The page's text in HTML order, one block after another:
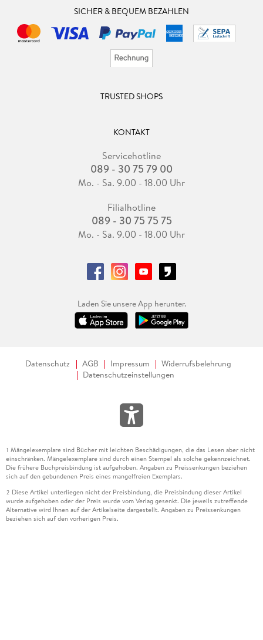
SICHER & BEQUEM BEZAHLEN
TRUSTED SHOPS
KONTAKT
Servicehotline
089 - 30 75 79 00
Mo. - Sa. 9.00 - 18.00 Uhr
Filialhotline
089 - 30 75 75 75
Mo. - Sa. 9.00 - 18.00 Uhr
Laden Sie unsere App herunter.
Datenschutz AGB Impressum
Widerrufsbelehrung
Datenschutzeinstellungen
1 Mängelexemplare sind Bücher mit leichten Beschädigungen, die das Lesen aber nicht
einschränken. Mängelexemplare sind durch einen Stempel als solche gekennzeichnet.
Die frühere Buchpreisbindung ist aufgehoben. Angaben zu Preissenkungen beziehen
sich auf den gebundenen Preis eines mangelfreien Exemplars.
2 Diese Artikel unterliegen nicht der Preisbindung, die Preisbindung dieser Artikel
wurde aufgehoben oder der Preis wurde vom Verlag gesenkt. Die jeweils zutreffende
Alternative wird Ihnen auf der Artikelseite dargestellt. Angaben zu Preissenkungen
beziehen sich auf den vorherigen Preis.